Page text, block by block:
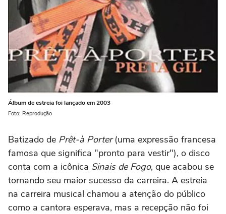
Álbum de estreia foi lançado em 2003
Foto: Reprodução
Batizado de Prêt-à Porter(uma expressão francesa
famosa que significa "pronto para vestir"), o disco
conta com a icônica Sinais de Fogo, que acabou se
tornando seu maior sucesso da carreira. A estreia
na carreira musical chamou a atenção do público
como a cantora esperava, mas a recepção não foi